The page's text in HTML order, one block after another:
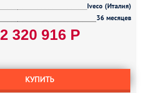
Iveco (Италия)
36 месяцев
2 320 916 Р
КУПИТЬ